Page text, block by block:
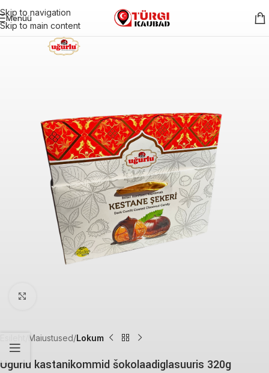
Skip to navigation
Skip to main content
Menüü
Maiustused Lokum
Ugurlu kastanikommid šokolaadiglasuuris 320g